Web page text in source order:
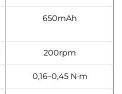
650mAh
200rpm
0,16–0,45 N·m